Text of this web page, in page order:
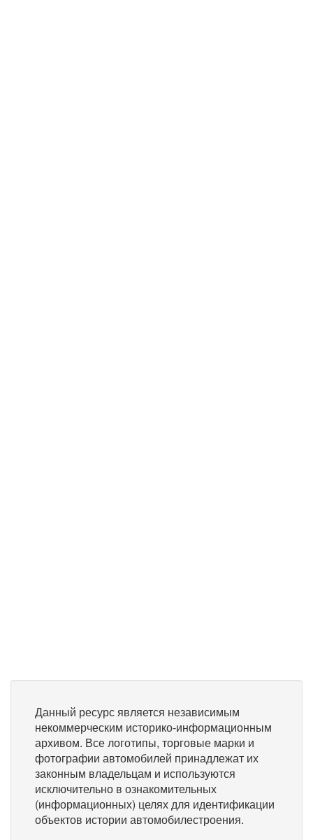
Данный ресурс является независимым
некоммерческим историко-информационным
архивом. Все логотипы, торговые марки и
фотографии автомобилей принадлежат их
законным владельцам и используются
исключительно в ознакомительных
(информационных) целях для идентификации
объектов истории автомобилестроения.